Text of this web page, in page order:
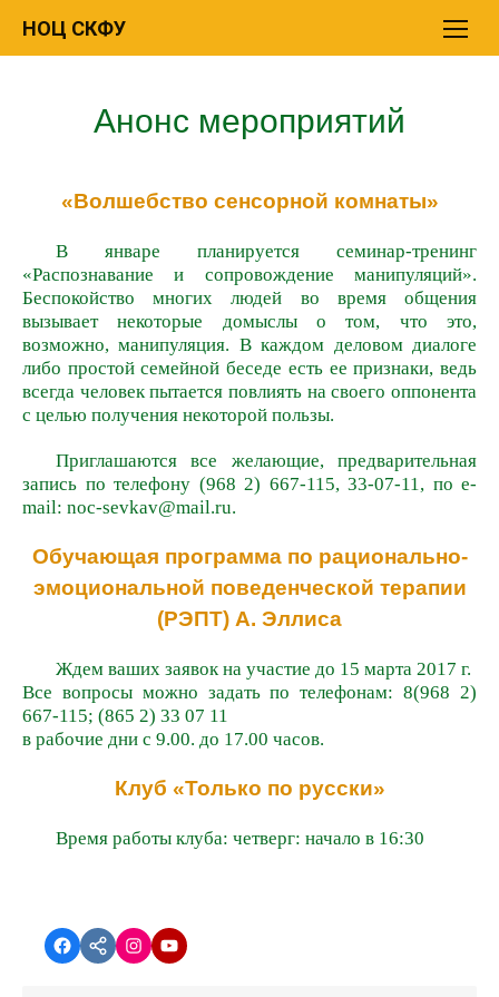
НОЦ СКФУ
Анонс мероприятий
«Волшебство сенсорной комнаты»
В январе планируется семинар-тренинг
«Распознавание и сопровождение манипуляций».
Беспокойство многих людей во время общения
вызывает некоторые домыслы о том, что это,
возможно, манипуляция. В каждом деловом диалоге
либо простой семейной беседе есть ее признаки, ведь
всегда человек пытается повлиять на своего оппонента
с целью получения некоторой пользы.
Приглашаются все желающие, предварительная
запись по телефону (968 2) 667-115, 33-07-11, по е-
mail: noc-sevkav@mail.ru.
Обучающая программа по рационально-
эмоциональной поведенческой терапии
(РЭПТ) А. Эллиса
Ждем ваших заявок на участие до 15 марта 2017 г.
Все вопросы можно задать по телефонам: 8(968 2)
667-115; (865 2) 33 07 11
в рабочие дни с 9.00. до 17.00 часов.
Клуб «Только по русски»
Время работы клуба: четверг: начало в 16:30
Facebook
vk.cominstagram.com
YouTube